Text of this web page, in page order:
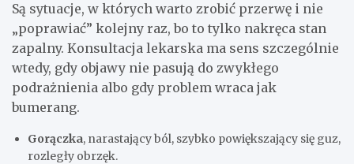
Są sytuacje, w których warto zrobić przerwę i nie
„poprawiać” kolejny raz, bo to tylko nakręca stan
zapalny. Konsultacja lekarska ma sens szczególnie
wtedy, gdy objawy nie pasują do zwykłego
podrażnienia albo gdy problem wraca jak
bumerang.
Gorączka, narastający ból, szybko powiększający się guz,
rozległy obrzęk.